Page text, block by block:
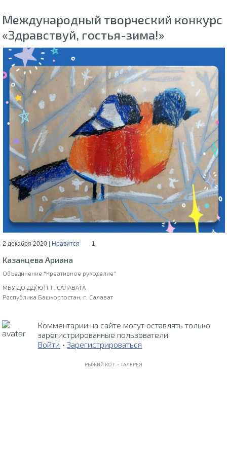
Международный творческий конкурс
«Здравствуй, гостья-зима!»
2 декабря 2020 | Нравится 1
Казанцева Ариана
Объединение "Креативное рукоделие"
МБУ ДО ДД(Ю)Т Г. САЛАВАТА
Республика Башкортостан, г. Салават
Комментарии на сайте могут оставлять только
зарегистрированные пользователи.
Войти •Зарегистрироваться
РЫЖИЙ КОТ • ГАЛЕРЕЯ